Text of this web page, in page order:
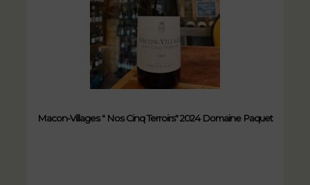
Macon-Villages " Nos Cinq Terroirs" 2024 Domaine Paquet